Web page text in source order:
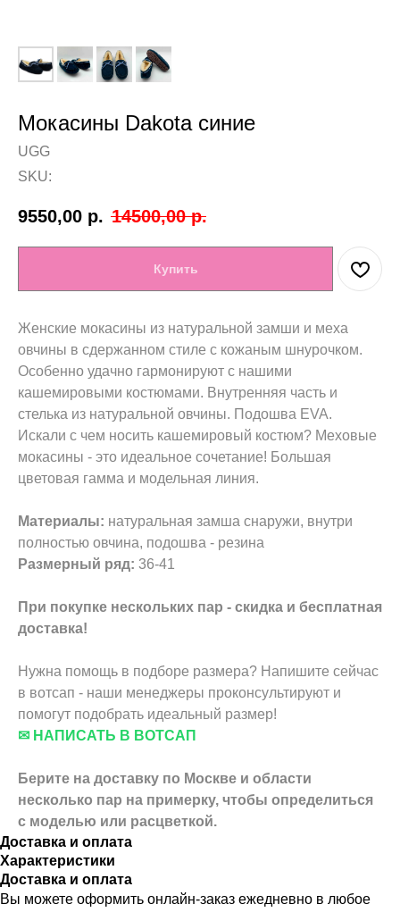
Мокасины Dakota синие
UGG
SKU:
9550,00 р. 14500,00 р.
Купить
Женские мокасины из натуральной замши и меха
овчины в сдержанном стиле с кожаным шнурочком.
Особенно удачно гармонируют с нашими
кашемировыми костюмами. Внутренняя часть и
стелька из натуральной овчины. Подошва EVA.
Искали с чем носить кашемировый костюм? Меховые
мокасины - это идеальное сочетание! Большая
цветовая гамма и модельная линия.
Материалы: натуральная замша снаружи, внутри
полностью овчина, подошва - резина
Размерный ряд: 36-41
При покупке нескольких пар - скидка и бесплатная
доставка!
Нужна помощь в подборе размера? Напишите сейчас
в вотсап - наши менеджеры проконсультируют и
помогут подобрать идеальный размер!
✉ НАПИСАТЬ В ВОТСАП
Берите на доставку по Москве и области
несколько пар на примерку, чтобы определиться
с моделью или расцветкой.
Доставка и оплата
Характеристики
Доставка и оплата
Вы можете оформить онлайн-заказ ежедневно в любое